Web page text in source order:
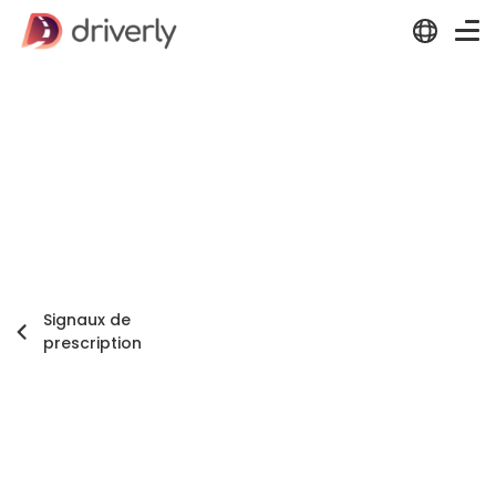
Signaux de
prescription